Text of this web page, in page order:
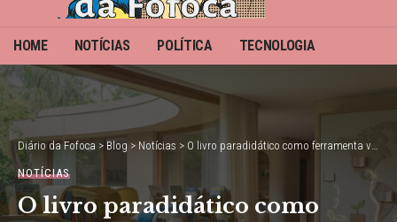
HOME NOTÍCIAS POLÍTICA TECNOLOGIA
Diário da Fofoca > Blog > Notícias > O livro paradidático como ferramenta viva dentro da sala de aula
NOTÍCIAS
O livro paradidático como